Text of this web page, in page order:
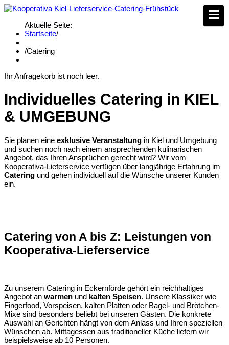
Aktuelle Seite:
Startseite/
/Catering
Ihr Anfragekorb ist noch leer.
Individuelles Catering in KIEL
& UMGEBUNG
Sie planen eine exklusive Veranstaltung in Kiel und Umgebung
und suchen noch nach einem ansprechenden kulinarischen
Angebot, das Ihren Ansprüchen gerecht wird? Wir vom
Kooperativa-Lieferservice verfügen über langjährige Erfahrung im
Catering und gehen individuell auf die Wünsche unserer Kunden
ein.
Catering von A bis Z: Leistungen von
Kooperativa-Lieferservice
Zu unserem Catering in Eckernförde gehört ein reichhaltiges
Angebot an warmen und kalten Speisen. Unsere Klassiker wie
Fingerfood, Vorspeisen, kalten Platten oder Bagel- und Brötchen-
Mixe sind besonders beliebt bei unseren Gästen. Die konkrete
Auswahl an Gerichten hängt von dem Anlass und Ihren speziellen
Wünschen ab. Mittagessen aus traditioneller Küche liefern wir
beispielsweise ab 10 Personen.